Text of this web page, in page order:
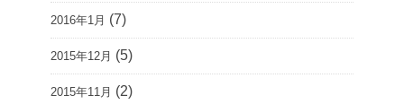
2016年1月 (7)
2015年12月 (5)
2015年11月 (2)